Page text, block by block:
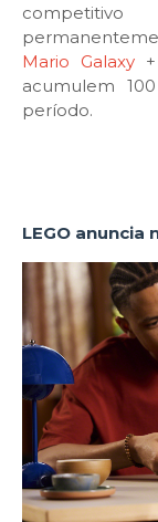
Mario Galaxy
acumulem
período.
LEGO anuncia